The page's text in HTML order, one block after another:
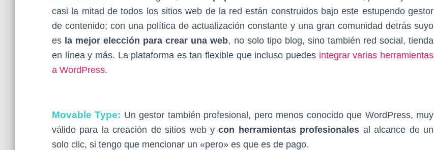
casi la mitad de todos los sitios web de la red están construidos bajo este estupendo gestor
de contenido; con una política de actualización constante y una gran comunidad detrás suyo
es la mejor elección para crear una web, no solo tipo blog, sino también red social, tienda
en línea y más. La plataforma es tan flexible que incluso puedes integrar varias herramientas
a WordPress.
Movable Type: Un gestor también profesional, pero menos conocido que WordPress, muy
válido para la creación de sitios web ycon herramientas profesionales al alcance de un
solo clic, si tengo que mencionar un «pero» es que es de pago.